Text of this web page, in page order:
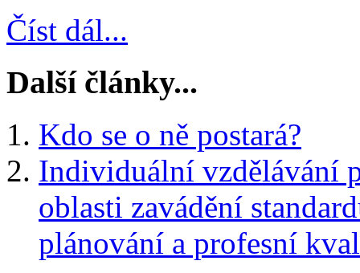
Číst dál...
Další články...
Kdo se o ně postará?
Individuální vzdělávání
oblasti zavádění
plánování a profesní